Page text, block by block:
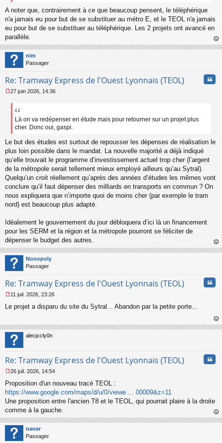
n
l
u
A noter que, contrairement à ce que beaucoup pensent, le téléphérique
n'a jamais eu pour but de se substituer au métro E, et le TEOL n'a jamais
eu pour but de se substituer au téléphérique. Les 2 projets ont avancé en
parallèle.
au
nim
Passager
Re: Tramway Express de l'Ouest Lyonnais (TEOL)
e
g
e
n
o
n
l
u
27 juin 2026, 14:36
Là on va redépenser en étude mais pour retourner sur un projet plus
cher. Donc oui, gaspi.
Le but des études est surtout de repousser les dépenses de réalisation le
plus loin possible dans le mandat. La nouvelle majorité a déjà indiqué
qu’elle trouvait le programme d’investissement actuel trop cher (l’argent
de la métropole serait tellement mieux employé ailleurs qu’au Sytral).
Quelqu’un croit réellement qu’après des années d’études les mêmes vont
conclure qu’il faut dépenser des milliards en transports en commun ? On
nous expliquera que n’importe quoi de moins cher (par exemple le tram
nord) est beaucoup plus adapté.
Idéalement le gouvernement du jour débloquera d’ici là un financement
pour les SERM et la région et la métropole pourront se féliciter de
dépenser le budget des autres.
au
Nonopoly
Passager
Re: Tramway Express de l'Ouest Lyonnais (TEOL)
e
a
g
e
o
l
u
11 juil. 2026, 23:26
Le projet a disparu du site du Sytral... Abandon par la petite porte...
au
alecjccly0n
Re: Tramway Express de l'Ouest Lyonnais (TEOL)
e
s
s
g
n
o
26 juil. 2026, 14:54
Proposition d'un nouveau tracé TEOL :
https://www.google.com/maps/d/u/0/viewe ... 00009&z=11
Une proposition entre l'ancien T8 et le TEOL, qui pourrait plaire à la droite
comme à la gauche.
au
nanar
Passager